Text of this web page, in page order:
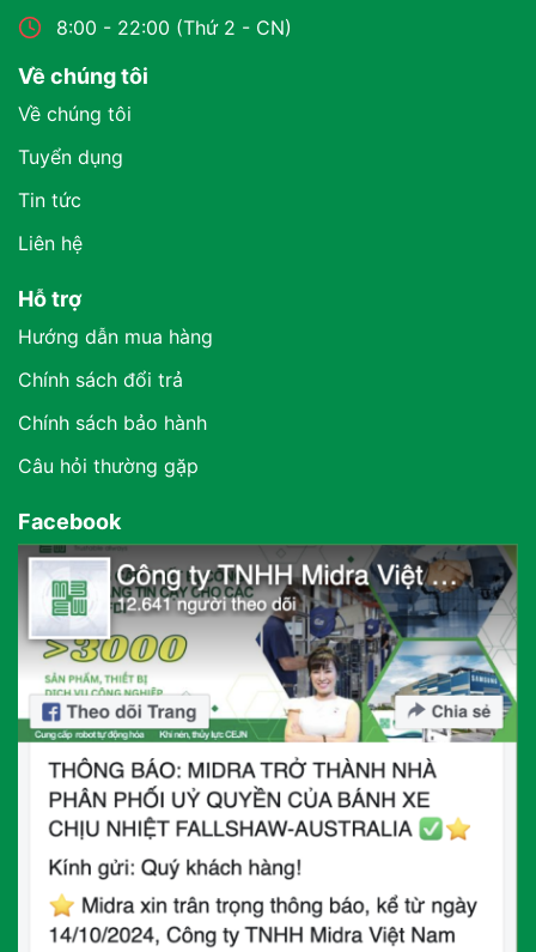
8:00 - 22:00 (Thứ 2 - CN)
Về chúng tôi
Về chúng tôi
Tuyển dụng
Tin tức
Liên hệ
Hỗ trợ
Hướng dẫn mua hàng
Chính sách đổi trả
Chính sách bảo hành
Câu hỏi thường gặp
Facebook